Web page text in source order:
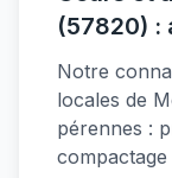
(57820) :
Notre
locales de
pérennes :